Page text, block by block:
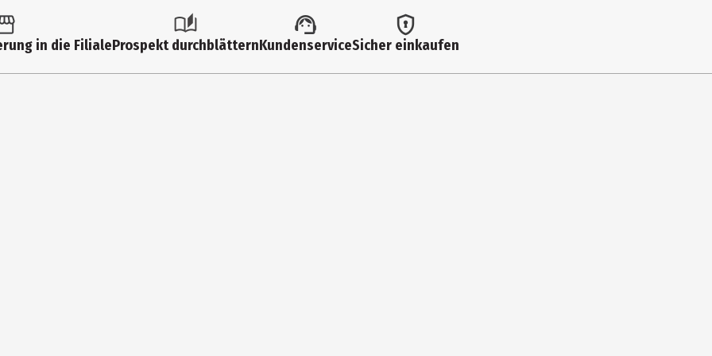
in die FilialeProspekt durchblätternKundenserviceSicher einkaufen